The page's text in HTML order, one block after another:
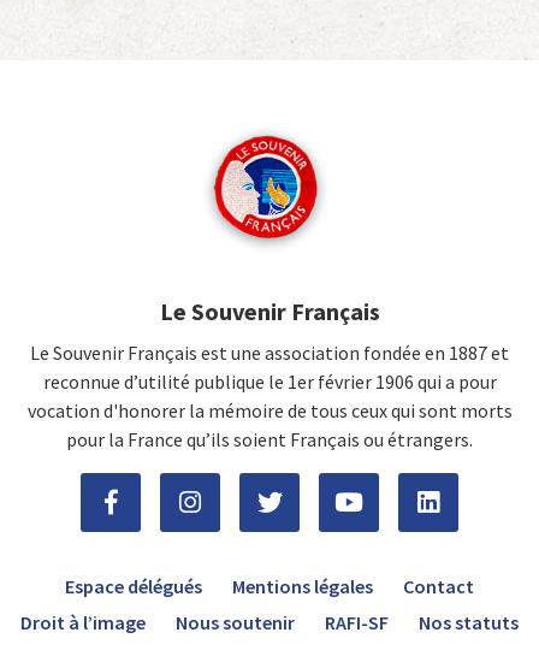
Le Souvenir Français
Le Souvenir Français est une association fondée en 1887 et
reconnue d’utilité publique le 1er février 1906 qui a pour
vocation d'honorer la mémoire de tous ceux qui sont morts
pour la France qu’ils soient Français ou étrangers.
Espace délégués Mentions légales
Contact
Droit à l’image
Nous soutenir RAFI-SF Nos statuts